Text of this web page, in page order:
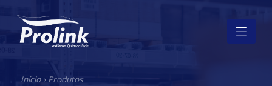
Início› Produtos